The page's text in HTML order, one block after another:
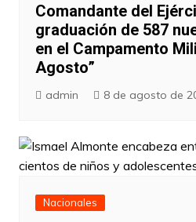
Comandante del
graduación de 587
en el Campamento
Agosto”
admin 8 de agosto de
Nacionales